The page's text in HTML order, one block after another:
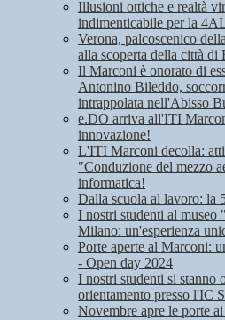
Illusioni ottiche e realtà
indimenticabile per la
Verona, palcoscenico
alla scoperta della città di
Il Marconi è onorato di
Antonino Bileddo,
intrappolata nell'Abisso
e.DO arriva all'ITI
innovazione!
L'ITI Marconi decolla:
"Conduzione del mezzo
informatica!
Dalla scuola al lavoro: la
I nostri studenti al
Milano: un'esperienza
Porte aperte al Marconi:
- Open day 2024
I nostri studenti si stanno
orientamento presso l'IC
Novembre apre le porte